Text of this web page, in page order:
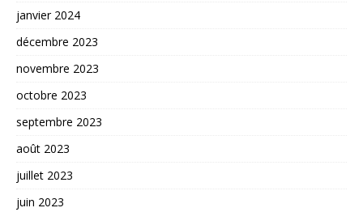
janvier 2024
décembre 2023
novembre 2023
octobre 2023
septembre 2023
août 2023
juillet 2023
juin 2023